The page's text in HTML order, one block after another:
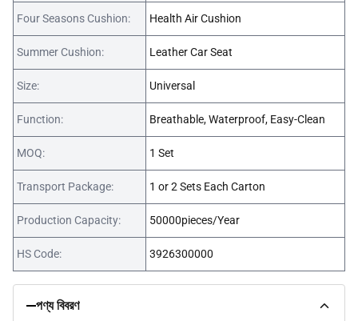
Four Seasons Cushion: Health Air Cushion
Summer Cushion: Leather Car Seat
Size: Universal
Function: Breathable, Waterproof, Easy-Clean
MOQ: 1 Set
Transport Package: 1 or 2 Sets Each Carton
Production Capacity: 50000pieces/Year
HS Code: 3926300000
পণ্য বিবরণ